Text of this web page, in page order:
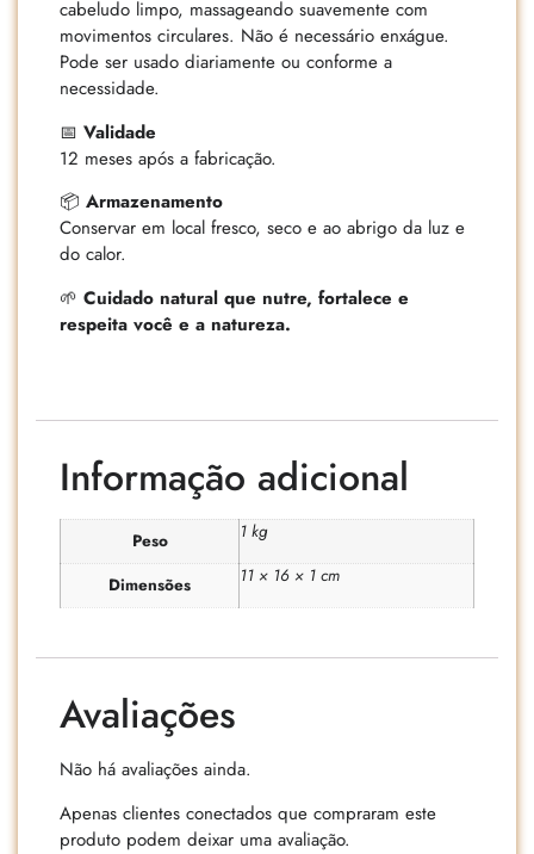
cabeludo limpo, massageando suavemente com
movimentos circulares. Não é necessário enxágue.
Pode ser usado diariamente ou conforme a
necessidade.
📅 Validade
12 meses após a fabricação.
📦 Armazenamento
Conservar em local fresco, seco e ao abrigo da luz e
do calor.
🌱 Cuidado natural que nutre, fortalece e
respeita você e a natureza.
Informação adicional
Peso 1 kg
Dimensões 11 × 16 × 1 cm
Avaliações
Não há avaliações ainda.
Apenas clientes conectados que compraram este
produto podem deixar uma avaliação.